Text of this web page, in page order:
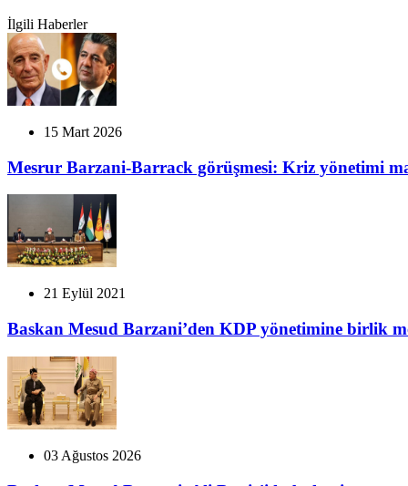
İlgili Haberler
15 Mart 2026
Mesrur Barzani-Barrack görüşmesi: Kriz yönetimi
21 Eylül 2021
Baskan Mesud Barzani’den KDP yönetimine birlik
03 Ağustos 2026